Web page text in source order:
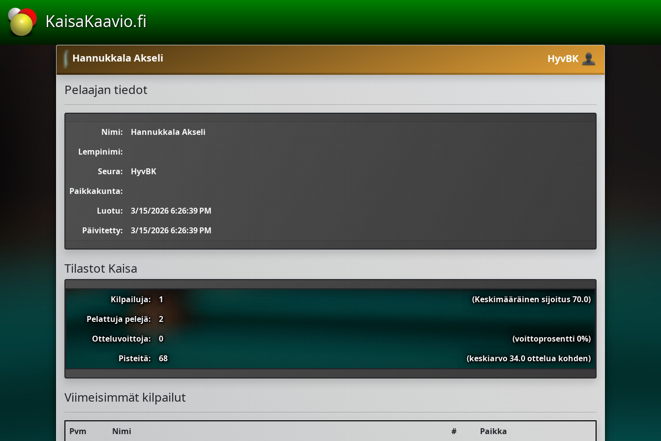
KaisaKaavio.fi
Hannukkala Akseli HyvBK
Pelaajan tiedot
Nimi:
Hannukkala Akseli
Lempinimi:
Seura:
HyvBK
Paikkakunta:
Luotu:
3/15/2026 6:26:39 PM
Päivitetty:
3/15/2026 6:26:39 PM
Tilastot Kaisa
Kilpailuja: 1
(Keskimääräinen sijoitus 70.0)
Pelattuja pelejä:
2
Otteluvoittoja:
0
(voittoprosentti 0%)
Pisteitä:
68 (keskiarvo 34.0 ottelua kohden)
Viimeisimmät kilpailut
Pvm Nimi # Paikka